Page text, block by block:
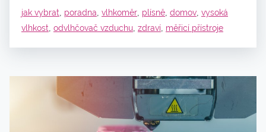
jak vybrat poradna vlhkoměr plísně domov vysoká
vlhkost odvlhčovač vzduchu zdraví měřicí přístroje